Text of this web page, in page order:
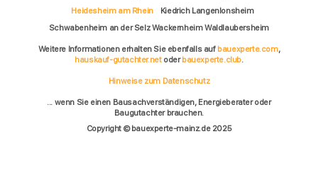
Heidesheim am Rhein
Kiedrich Langenlonsheim
Schwabenheim an der Selz Wackernheim Waldlaubersheim
Weitere Informationen erhalten Sie ebenfalls auf bauexperte.com,
hauskauf-gutachter.netoderbauexperte.club.
Hinweise zum Datenschutz
... wenn Sie einen Bausachverständigen, Energieberater oder
Baugutachter brauchen.
Copyright © bauexperte-mainz.de 2025